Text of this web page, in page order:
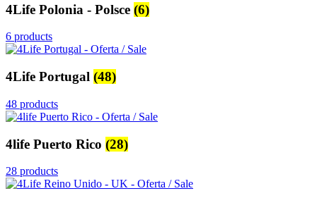
4Life Polonia - Polsce (6)
6 products
4Life Portugal (48)
48 products
4life Puerto Rico (28)
28 products